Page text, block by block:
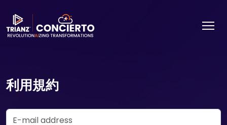
利用規約
Email Address